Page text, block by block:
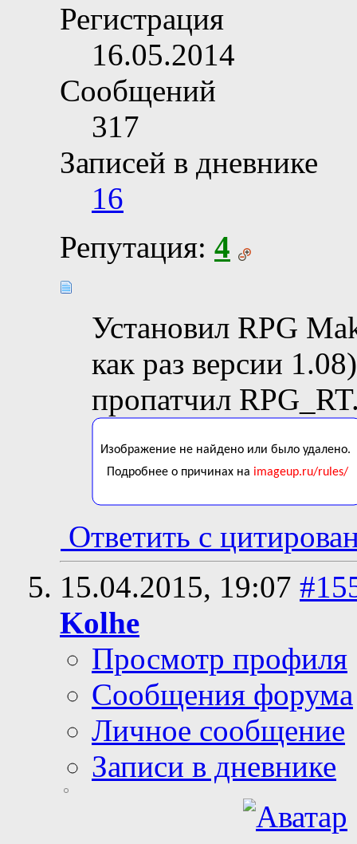
Регистрация
16.05.2014
Сообщений
317
Записей в дневнике
16
Репутация: 4
Установил RPG
как раз версии
пропатчил
Ответить с
15.04.2015, 19:07
Kolhe
Просмотр профиля
Сообщения форума
Личное сообщение
Записи в дневнике